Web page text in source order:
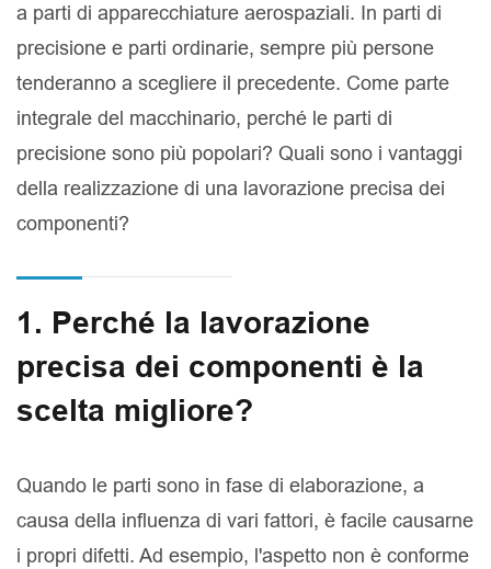
a parti di apparecchiature aerospaziali. In parti di
precisione e parti ordinarie, sempre più persone
tenderanno a scegliere il precedente. Come parte
integrale del macchinario, perché le parti di
precisione sono più popolari? Quali sono i vantaggi
della realizzazione di una lavorazione precisa dei
componenti?
1. Perché la lavorazione
precisa dei componenti è la
scelta migliore?
Quando le parti sono in fase di elaborazione, a
causa della influenza di vari fattori, è facile causarne
i propri difetti. Ad esempio, l'aspetto non è conforme